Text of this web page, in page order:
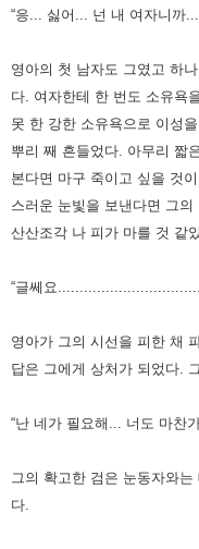
“응... 싫어... 넌 내 여자니
영아의 첫 남자도 그였고 하
다. 여자한테 한 번도 소유욕
못 한 강한 소유욕으로 이성
뿌리 째 흔들었다. 아무리 짧
본다면 마구 죽이고 싶을 것이
스러운 눈빛을 보낸다면 그의
산산조각 나 피가 마를 것 같
“글쎄요
영아가 그의 시선을 피한 채
답은 그에게 상처가 되었다.
“난 네가 필요해... 너도 마찬
그의 확고한 검은 눈동자와
다.